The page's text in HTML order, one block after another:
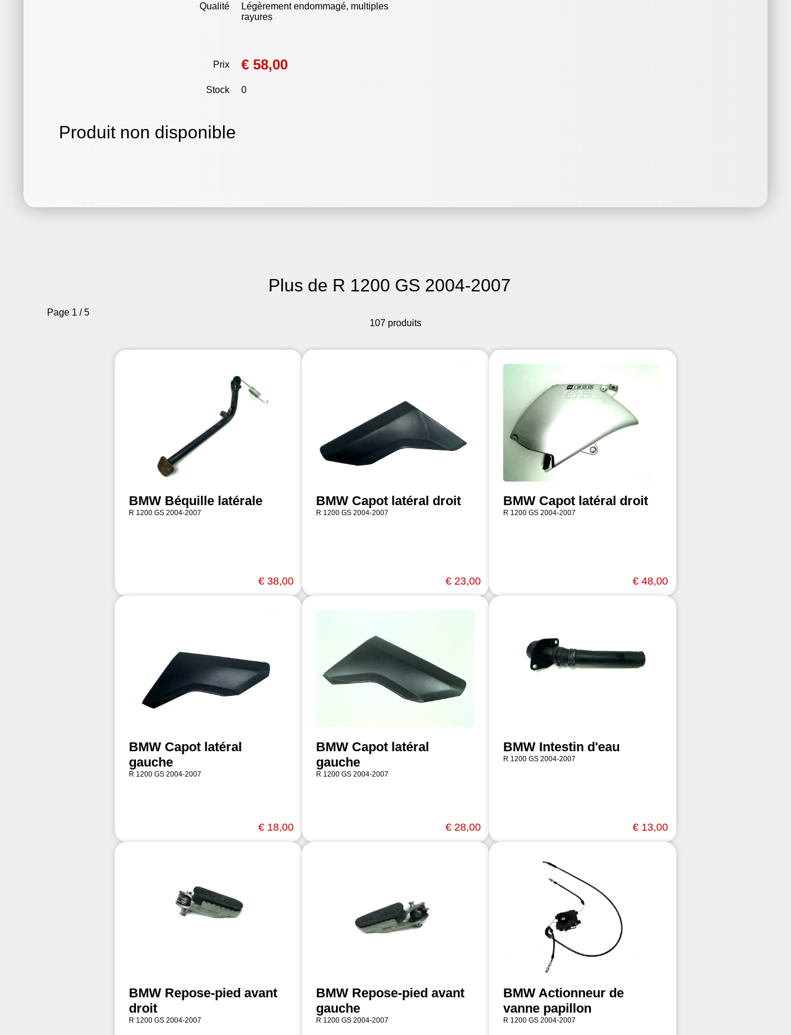
Qualité
Légèrement endommagé, multiples
rayures
Prix € 58,00
Stock 0
Produit non disponible
Plus de R 1200 GS 2004-2007
Page 1 / 5
107 produits
BMW Béquille latérale
R 1200 GS 2004-2007
€ 38,00
BMW Capot latéral droit
R 1200 GS 2004-2007
€ 23,00
BMW Capot latéral droit
R 1200 GS 2004-2007
€ 48,00
BMW Capot latéral
gauche
R 1200 GS 2004-2007
€ 18,00
BMW Capot latéral
gauche
R 1200 GS 2004-2007
€ 28,00
BMW Intestin d'eau
R 1200 GS 2004-2007
€ 13,00
BMW Repose-pied avant
droit
R 1200 GS 2004-2007
BMW Repose-pied avant
gauche
R 1200 GS 2004-2007
BMW Actionneur de
vanne papillon
R 1200 GS 2004-2007